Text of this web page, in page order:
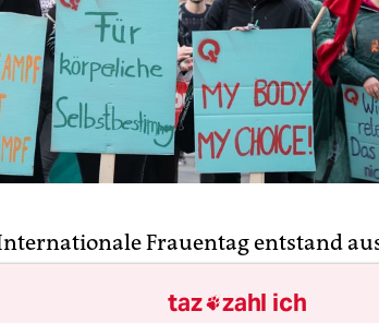
Frauentag entstand
wie es etwas vage auf
taz zahl ich